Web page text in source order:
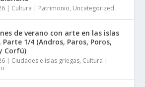
| Cultura | Patrimonio, Uncategorized
de verano con arte en las islas
Parte 1/4 (Andros, Paros, Poros,
Corfú)
| Ciudades e islas griegas, Cultura |